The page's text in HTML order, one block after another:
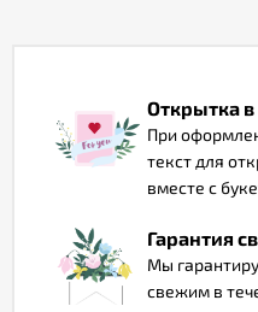
Открытка
При
текст для
вместе с
Гарантия
Мы
свежим в